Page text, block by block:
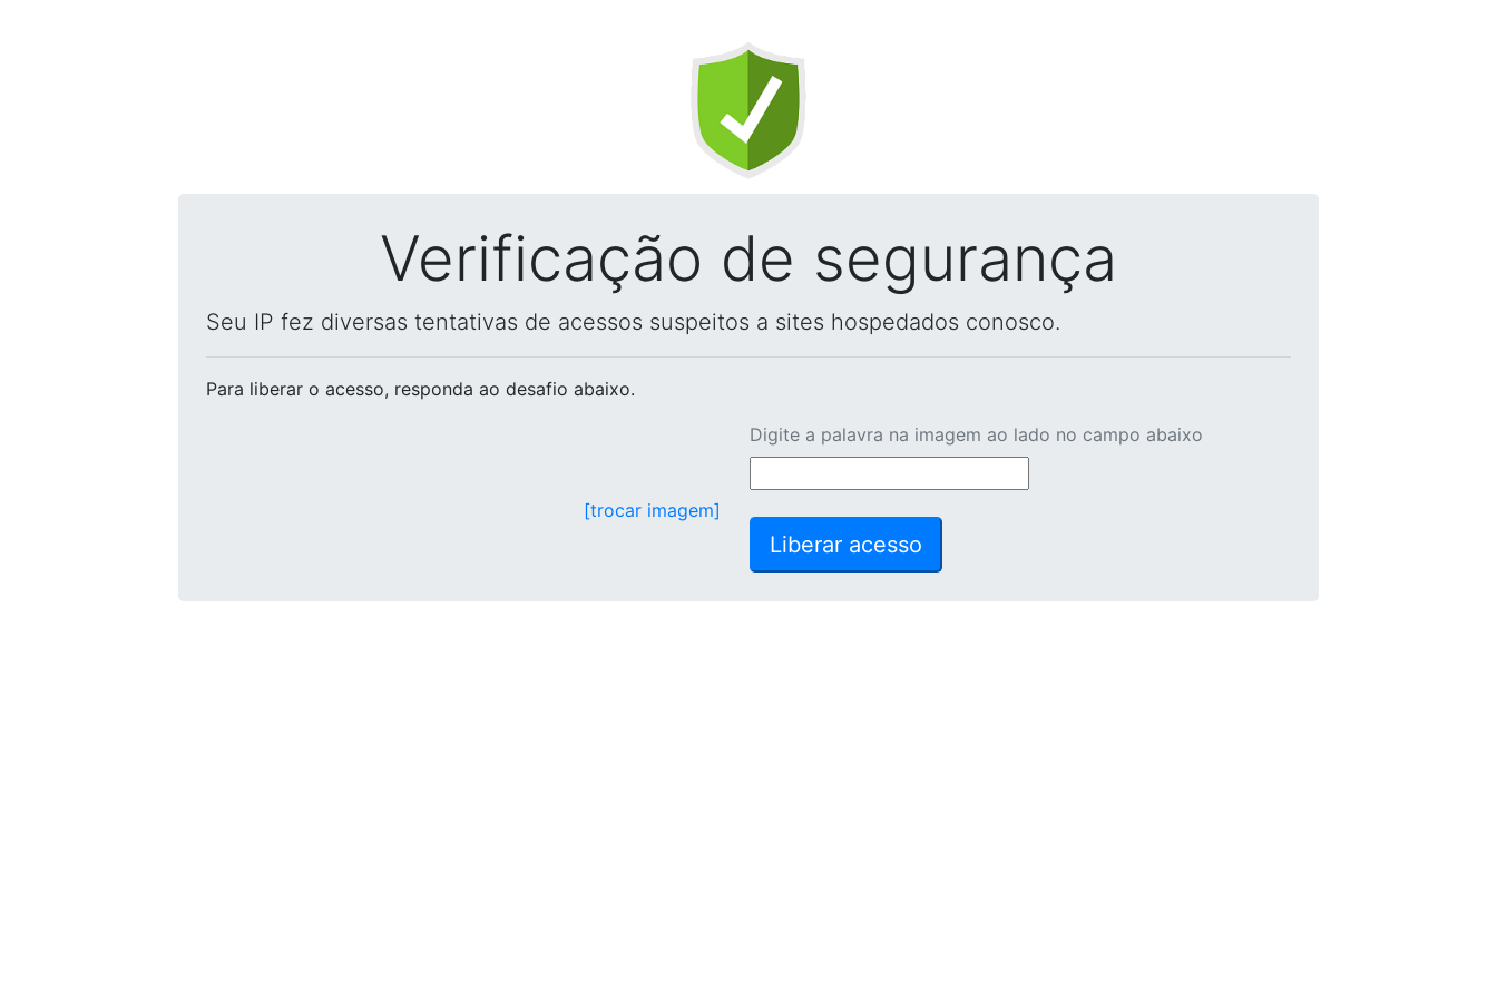
Verificação de segurança
Seu IP fez diversas tentativas de acessos suspeitos a sites hospedados conosco.
Para liberar o acesso, responda ao desafio abaixo.
[trocar imagem]
Digite a palavra na imagem ao lado no campo abaixo